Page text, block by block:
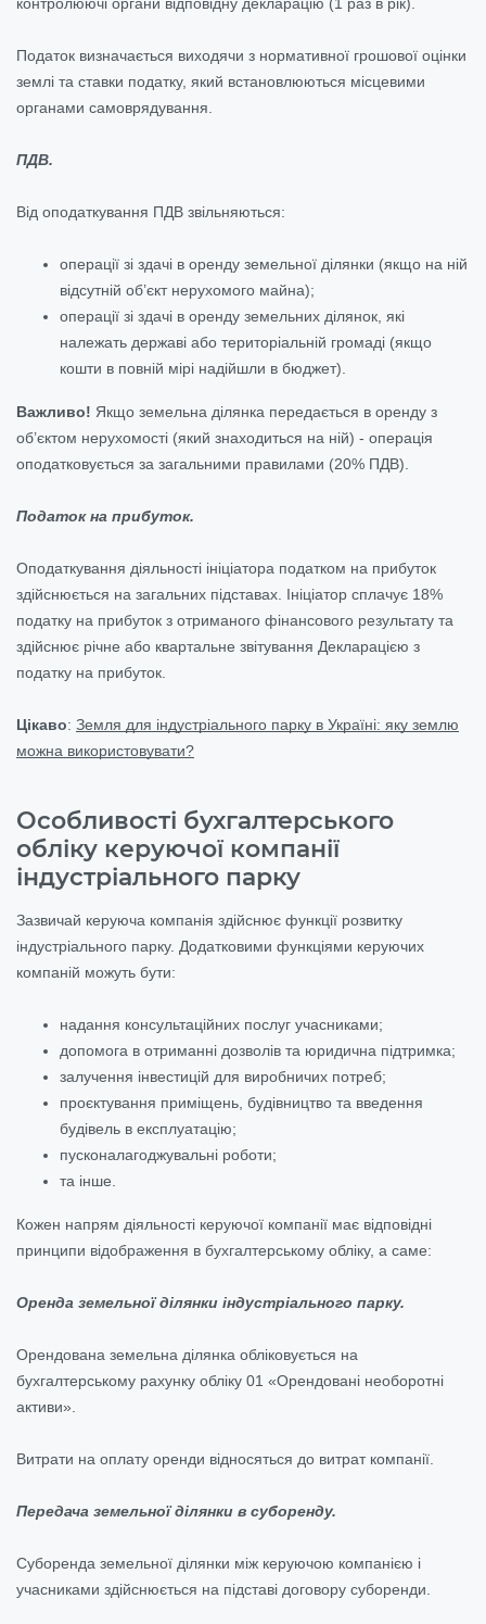
Податок визначається виходячи з нормативної грошової оцінки
землі та ставки податку, який встановлюються місцевими
органами самоврядування.
ПДВ.
Від оподаткування ПДВ звільняються:
операції зі здачі в оренду земельної ділянки (якщо на ній
відсутній об’єкт нерухомого майна);
операції зі здачі в оренду земельних ділянок, які
належать державі або територіальній громаді (якщо
кошти в повній мірі надійшли в бюджет).
Важливо! Якщо земельна ділянка передається в оренду з
об’єктом нерухомості (який знаходиться на ній) - операція
оподатковується за загальними правилами (20% ПДВ).
Податок на прибуток.
Оподаткування діяльності ініціатора податком на прибуток
здійснюється на загальних підставах. Ініціатор сплачує 18%
податку на прибуток з отриманого фінансового результату та
здійснює річне або квартальне звітування Декларацією з
податку на прибуток.
Цікаво: Земля для індустріального парку в Україні: яку землю
можна використовувати?
Особливості бухгалтерського
обліку керуючої компанії
індустріального парку
Зазвичай керуюча компанія здійснює функції розвитку
індустріального парку. Додатковими функціями керуючих
компаній можуть бути:
надання консультаційних послуг учасниками;
допомога в отриманні дозволів та юридична підтримка;
залучення інвестицій для виробничих потреб;
проєктування приміщень, будівництво та введення
будівель в експлуатацію;
пусконалагоджувальні роботи;
та інше.
Кожен напрям діяльності керуючої компанії має відповідні
принципи відображення в бухгалтерському обліку, а саме:
Оренда земельної ділянки індустріального парку.
Орендована земельна ділянка обліковується на
бухгалтерському рахунку обліку 01 «Орендовані необоротні
активи».
Витрати на оплату оренди відносяться до витрат компанії.
Передача земельної ділянки в суборенду.
Суборенда земельної ділянки між керуючою компанією і
учасниками здійснюється на підставі договору суборенди.